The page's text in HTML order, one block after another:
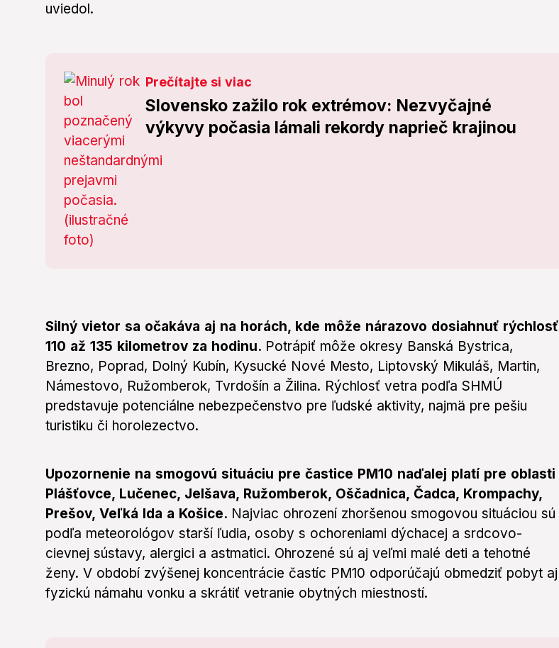
uviedol.
Prečítajte si viac
Slovensko zažilo rok extrémov: Nezvyčajné
výkyvy počasia lámali rekordy naprieč krajinou
Silný vietor sa očakáva aj na horách, kde môže nárazovo dosiahnuť rýchlosť
110 až 135 kilometrov za hodinu. Potrápiť môže okresy Banská Bystrica,
Brezno, Poprad, Dolný Kubín, Kysucké Nové Mesto, Liptovský Mikuláš, Martin,
Námestovo, Ružomberok, Tvrdošín a Žilina. Rýchlosť vetra podľa SHMÚ
predstavuje potenciálne nebezpečenstvo pre ľudské aktivity, najmä pre pešiu
turistiku či horolezectvo.
Upozornenie na smogovú situáciu pre častice PM10 naďalej platí pre oblasti
Plášťovce, Lučenec, Jelšava, Ružomberok, Oščadnica, Čadca, Krompachy,
Prešov, Veľká Ida a Košice. Najviac ohrození zhoršenou smogovou situáciou sú
podľa meteorológov starší ľudia, osoby s ochoreniami dýchacej a srdcovo-
cievnej sústavy, alergici a astmatici. Ohrozené sú aj veľmi malé deti a tehotné
ženy. V období zvýšenej koncentrácie častíc PM10 odporúčajú obmedziť pobyt aj
fyzickú námahu vonku a skrátiť vetranie obytných miestností.